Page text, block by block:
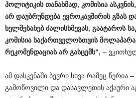
პოლიტიკის თანახმად, კომისია ასკვნის,
არ დაუბრუნდება ევროკავშირის გზას
ხელშესახებ ძალისხმევას, გაატაროს
კომისია საქართველოსთვის
რეკომენდაციას არ გასცემს”, –
ამ დასკვნაში ბევრი სხვა რამეც
გამოწოვილი და დასავლეთის აქაური